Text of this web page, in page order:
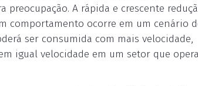
preocupação. A rápida e crescente
comportamento ocorre em um cenário
ser consumida com mais velocidade,
igual velocidade em um setor que